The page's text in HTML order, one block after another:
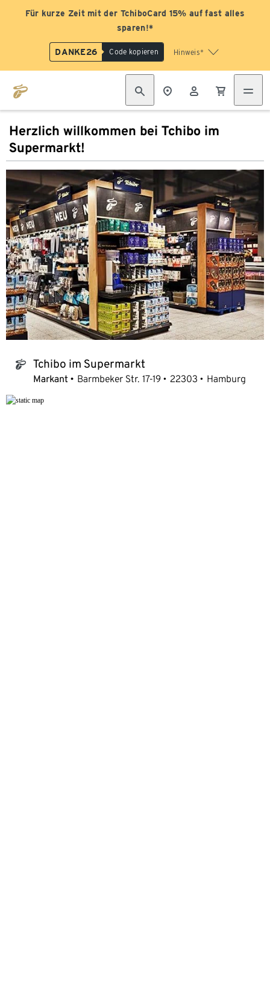
Für kurze Zeit mit der TchiboCard 15% auf fast alles
sparen!*
DANKE26 Code kopieren Hinweis*
Herzlich willkommen bei Tchibo im
Supermarkt!
tchibo_logo Tchibo im Supermarkt
Markant Barmbeker Str. 17-19 22303 Hamburg